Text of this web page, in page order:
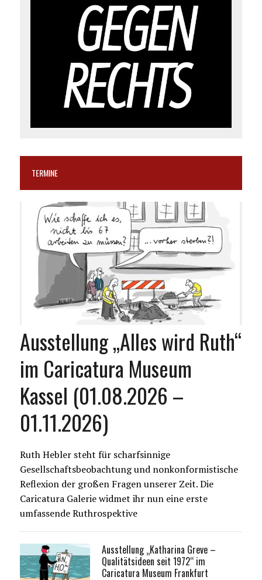
TERMINE
Ausstellung „Alles wird Ruth“
im Caricatura Museum
Kassel (01.08.2026 –
01.11.2026)
Ruth Hebler steht für scharfsinnige
Gesellschaftsbeobachtung und nonkonformistische
Reflexion der großen Fragen unserer Zeit. Die
Caricatura Galerie widmet ihr nun eine erste
umfassende Ruthrospektive
Ausstellung „Katharina Greve –
Qualitätsideen seit 1972“ im
Caricatura Museum Frankfurt